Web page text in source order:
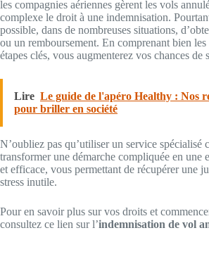
les compagnies aériennes gèrent les vols
complexe le droit à une indemnisation.
possible, dans de nombreuses situations,
ou un remboursement. En comprenant bien
étapes clés, vous augmenterez vos chances de
Lire Le guide de l'apéro Healthy : Nos
pour briller en société
N’oubliez pas qu’utiliser un service spécialisé
transformer une démarche compliquée en une
et efficace, vous permettant de récupérer une
stress inutile.
Pour en savoir plus sur vos droits et
consultez ce lien sur l’indemnisation de vol